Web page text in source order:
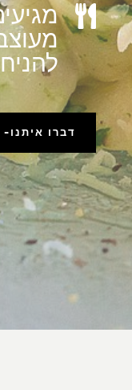

דברו איתנו- 073-7843197